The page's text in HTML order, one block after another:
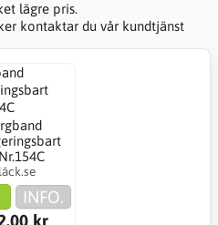
lägre pris.
kontaktar du vår kundtjänst
INFO.
kr